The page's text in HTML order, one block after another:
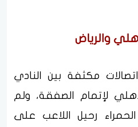
والرياض
مكثفة بين النادي
لإتمام الصفقة، ولم
رحيل اللاعب على